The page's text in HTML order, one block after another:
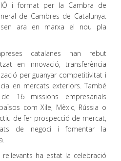
i format per la Cambra de
de Cambres de Catalunya.
ara en marxa el nou pla
catalanes han rebut
en innovació, transferència
per guanyar competitivitat i
en mercats exteriors. També
16 missions empresarials
com Xile, Mèxic, Rússia o
de fer prospecció de mercat,
de negoci i fomentar la
ha estat la celebració